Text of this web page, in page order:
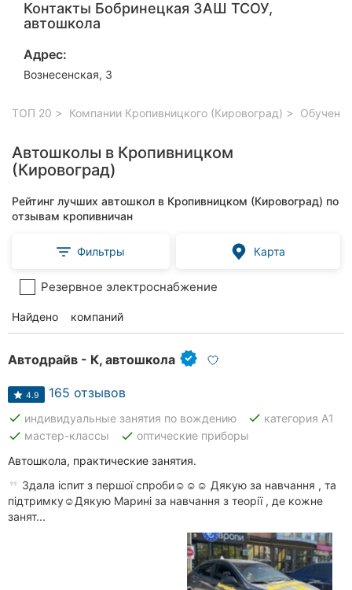
Контакты Бобринецкая ЗАШ ТСОУ,
автошкола
Адрес:
Вознесенская, 3
ТОП 20 Компании Кропивницкого (Кировоград)
Автошколы в Кропивницком
(Кировоград)
Рейтинг лучших автошкол в Кропивницком (Кировоград) по
отзывам кропивничан
Фильтры Карта
Резервное электроснабжение
Найдено 46компаний
Автодрайв - К, автошкола
4.9 165 отзывов
done индивидуальные занятия по вождению done категория А1
done мастер-классы done оптические приборы
Автошкола, практические занятия.
Здала іспит з першої спроби☺️☺️☺️ Дякую за навчання , та
підтримку☺️Дякую Марині за навчання з теорії , де кожне
занят...